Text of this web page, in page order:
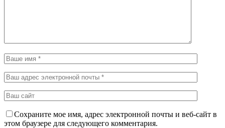
Сохраните мое имя, адрес электронной почты и веб-сайт в
этом браузере для следующего комментария.